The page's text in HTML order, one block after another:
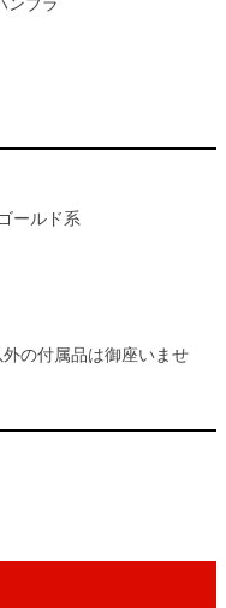
ールド系
の付属品は御座いませ